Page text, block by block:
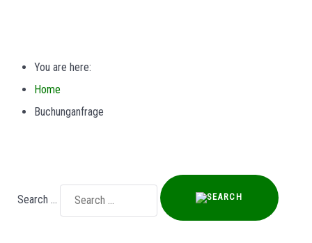
You are here:
Home
Buchunganfrage
Search ...